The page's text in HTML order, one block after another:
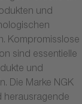
und
Kompromisslose
sind essentielle
und
Die Marke NGK
herausragende